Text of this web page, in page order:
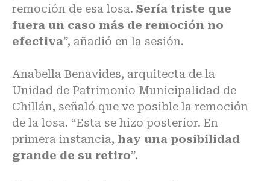
remoción de esa losa. Sería triste que
fuera un caso más de remoción no
efectiva”, añadió en la sesión.
Anabella Benavides, arquitecta de la
Unidad de Patrimonio Municipalidad de
Chillán, señaló que ve posible la remoción
de la losa. “Esta se hizo posterior. En
primera instancia, hay una posibilidad
grande de su retiro”.